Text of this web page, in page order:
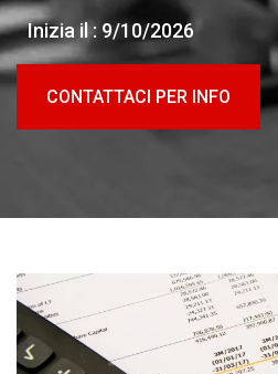
Inizia il : 9/10/2026
CONTATTACI PER INFO